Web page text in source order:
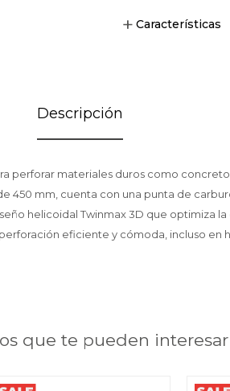
Características
Descripción
perforar materiales duros como
450 mm, cuenta con una punta de
helicoidal Twinmax 3D que optimiza
eficiente y cómoda, incluso en
que te pueden interesar